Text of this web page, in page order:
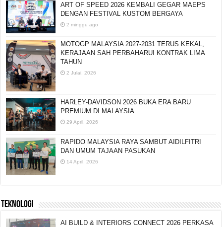
ART OF SPEED 2026 KEMBALI GEGAR MAEPS
DENGAN FESTIVAL KUSTOM BERGAYA
2 minggu ago
MOTOGP MALAYSIA 2027-2031 TERUS KEKAL,
KERAJAAN SAH PERBAHARUI KONTRAK LIMA
TAHUN
2 Julai, 2026
HARLEY-DAVIDSON 2026 BUKA ERA BARU
PREMIUM DI MALAYSIA
29 April, 2026
RAPIDO MALAYSIA RAYA SAMBUT AIDILFITRI
DAN UMUM TAJAAN PASUKAN
14 April, 2026
TEKNOLOGI
AI BUILD & INTERIORS CONNECT 2026 PERKASA